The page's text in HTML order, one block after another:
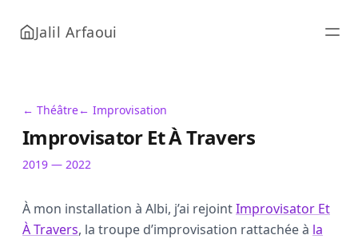
Jalil Arfaoui
← Théâtre← Improvisation
Improvisator Et À Travers
2019 — 2022
À mon installation à Albi, j’ai rejointImprovisator Et
À Travers, la troupe d’improvisation rattachée à la